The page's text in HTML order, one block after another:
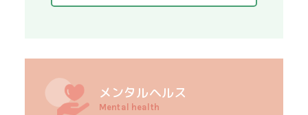
メンタルヘルス
Mental health